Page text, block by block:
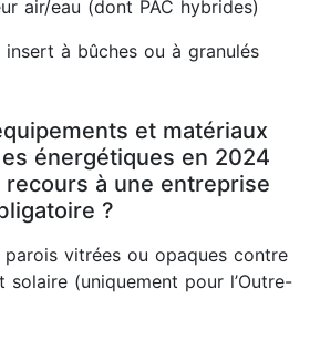
air/eau (dont PAC hybrides)
à bûches ou à granulés
et matériaux
énergétiques en 2024
à une entreprise
?
vitrées ou opaques contre
solaire (uniquement pour l’Outre-